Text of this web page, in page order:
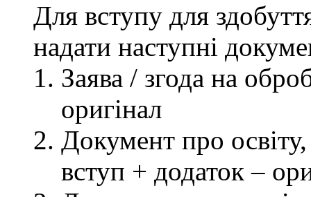
Для вступу для
надати наступні
Заява / згода на
оригінал
Документ про освіту,
вступ + додаток –